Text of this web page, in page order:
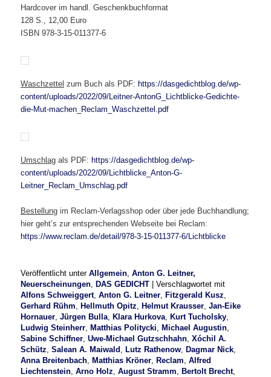
Hardcover im handl. Geschenkbuchformat
128 S., 12,00 Euro
ISBN 978-3-15-011377-6
Waschzettel zum Buch als PDF: https://dasgedichtblog.de/wp-
content/uploads/2022/09/Leitner-AntonG_Lichtblicke-Gedichte-
die-Mut-machen_Reclam_Waschzettel.pdf
Umschlag als PDF: https://dasgedichtblog.de/wp-
content/uploads/2022/09/Lichtblicke_Anton-G-
Leitner_Reclam_Umschlag.pdf
Bestellung im Reclam-Verlagsshop oder über jede Buchhandlung;
hier geht’s zur entsprechenden Webseite bei Reclam:
https://www.reclam.de/detail/978-3-15-011377-6/Lichtblicke
Veröffentlicht unter Allgemein,Anton G. Leitner,
Neuerscheinungen, DAS GEDICHT |Verschlagwortet mit
Alfons Schweiggert,Anton G. Leitner, Fitzgerald Kusz,
Gerhard Rühm, Hellmuth Opitz, Helmut Krausser,Jan-Eike
Hornauer,Jürgen Bulla, Klara Hurkova, Kurt Tucholsky,
Ludwig Steinherr, Matthias Politycki, Michael Augustin,
Sabine Schiffner,Uwe-Michael Gutzschhahn,Xóchil A.
Schütz,Salean A. Maiwald , Lutz Rathenow, Dagmar Nick,
Anna Breitenbach, Matthias Kröner, Reclam,Alfred
Liechtenstein,Arno Holz,August Stramm, Bertolt Brecht,